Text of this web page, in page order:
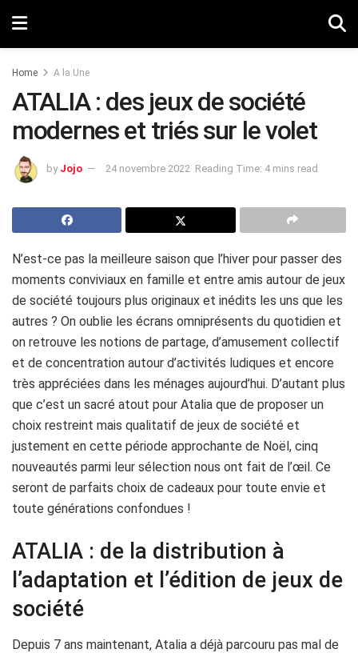
Home A la Une
ATALIA : des jeux de société
modernes et triés sur le volet
by Jojo 24 novembre 2022 Reading Time: 4 mins read
N’est-ce pas la meilleure saison que l’hiver pour passer des
moments conviviaux en famille et entre amis autour de jeux
de société toujours plus originaux et inédits les uns que les
autres ? On oublie les écrans omniprésents du quotidien et
on retrouve les notions de partage, d’amusement collectif
et de concentration autour d’activités ludiques et encore
très appréciées dans les ménages aujourd’hui. D’autant plus
que c’est un sacré atout pour Atalia que de proposer un
choix restreint mais qualitatif de jeux de société et
justement en cette période approchante de Noël, cinq
nouveautés parmi leur sélection nous ont fait de l’œil. Ce
seront de parfaits choix de cadeaux pour toute envie et
toute générations confondues !
ATALIA : de la distribution à
l’adaptation et l’édition de jeux de
société
Depuis 7 ans maintenant, Atalia a déjà parcouru pas mal de